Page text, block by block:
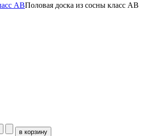
Половая доска из сосны класс АB